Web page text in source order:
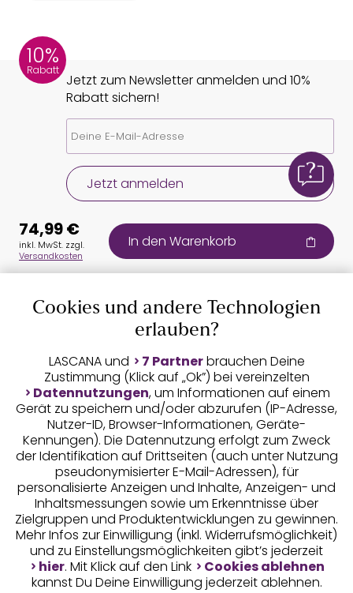
10%
Rabatt
Jetzt zum Newsletter anmelden und 10%
Rabatt sichern!
Jetzt anmelden
Auszeichnungen
Geprüfte Sicherheit
Unsere Apps
74,99 €
inkl. MwSt. zzgl.
Versandkosten
In den Warenkorb
Cookies und andere Technologien
erlauben?
LASCANA und 7 Partnerbrauchen Deine
Zustimmung (Klick auf „Ok”) bei vereinzelten
Datennutzungen, um Informationen auf einem
Gerät zu speichern und/oder abzurufen (IP-Adresse,
Nutzer-ID, Browser-Informationen, Geräte-
Kennungen). Die Datennutzung erfolgt zum Zweck
der Identifikation auf Drittseiten (auch unter Nutzung
pseudonymisierter E-Mail-Adressen), für
personalisierte Anzeigen und Inhalte, Anzeigen- und
Inhaltsmessungen sowie um Erkenntnisse über
Zielgruppen und Produktentwicklungen zu gewinnen.
Mehr Infos zur Einwilligung (inkl. Widerrufsmöglichkeit)
und zu Einstellungsmöglichkeiten gibt’s jederzeit
hier. Mit Klick auf den Link
Cookies ablehnen
kannst Du Deine Einwilligung jederzeit ablehnen.